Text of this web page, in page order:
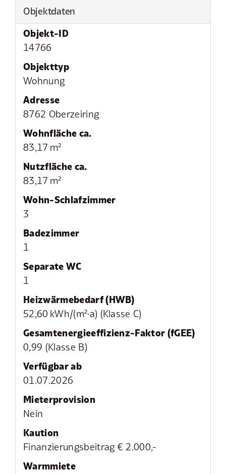
Objektdaten
Objekt-ID
14766
Objekttyp
Wohnung
Adresse
8762 Oberzeiring
Wohnfläche ca.
83,17 m²
Nutzfläche ca.
83,17 m²
Wohn-Schlafzimmer
3
Badezimmer
1
Separate WC
1
Heizwärmebedarf (HWB)
52,60 kWh/(m²·a) (Klasse C)
Gesamtenergie­effizienz-Faktor (fGEE)
0,99 (Klasse B)
Verfügbar ab
01.07.2026
Mieter­provision
Nein
Kaution
Finanzierungsbeitrag € 2.000,-
Warmmiete